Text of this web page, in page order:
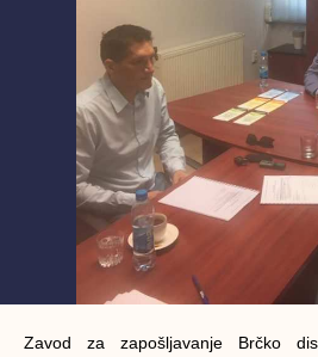
Zavod za zapošljavanje Brčko